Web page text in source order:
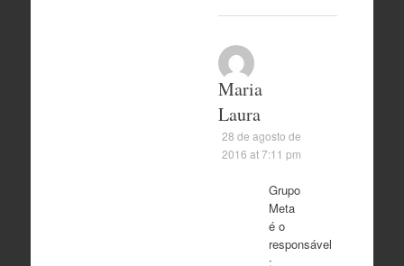
Maria
Laura
28 de agosto de
2016 at 7:11 pm
Grupo
Meta
é o
responsável
: